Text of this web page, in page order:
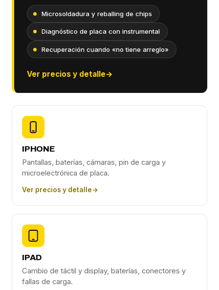
Microsoldadura y reballing de chips
Diagnóstico de placa con instrumental
Recuperación cuando «no tiene arreglo»
Ver precios y detalle→
IPHONE
Pantallas, baterías, cámaras, pin de carga y
microelectrónica de placa.
Ver precios y detalle→
IPAD
Cambio de táctil y display, baterías, conectores y
fallas de carga.